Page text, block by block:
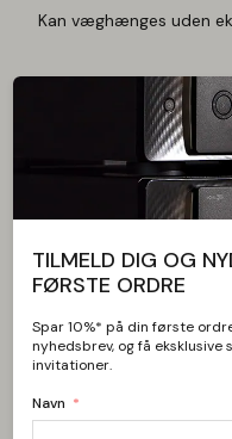
Kan væghænges uden
Bare rolig, vi kan
store udvalg og få
TILMELD DIG OG
FØRSTE ORDRE
Spar 10%* på din første
nyhedsbrev, og få
invitationer.
Navn